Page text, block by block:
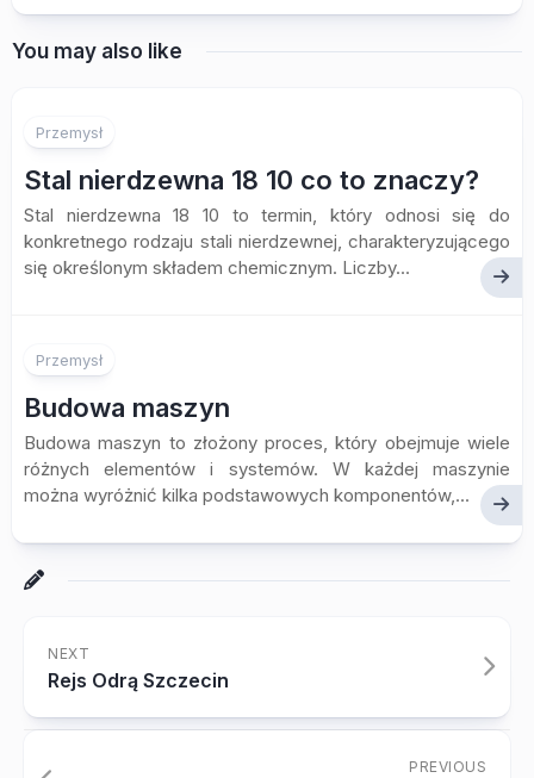
You may also like
Przemysł
Stal nierdzewna 18 10 co to znaczy?
Stal nierdzewna 18 10 to termin, który odnosi się do
konkretnego rodzaju stali nierdzewnej, charakteryzującego
się określonym składem chemicznym. Liczby...
Przemysł
Budowa maszyn
Budowa maszyn to złożony proces, który obejmuje wiele
różnych elementów i systemów. W każdej maszynie
można wyróżnić kilka podstawowych komponentów,...
NEXT
Rejs Odrą Szczecin
PREVIOUS